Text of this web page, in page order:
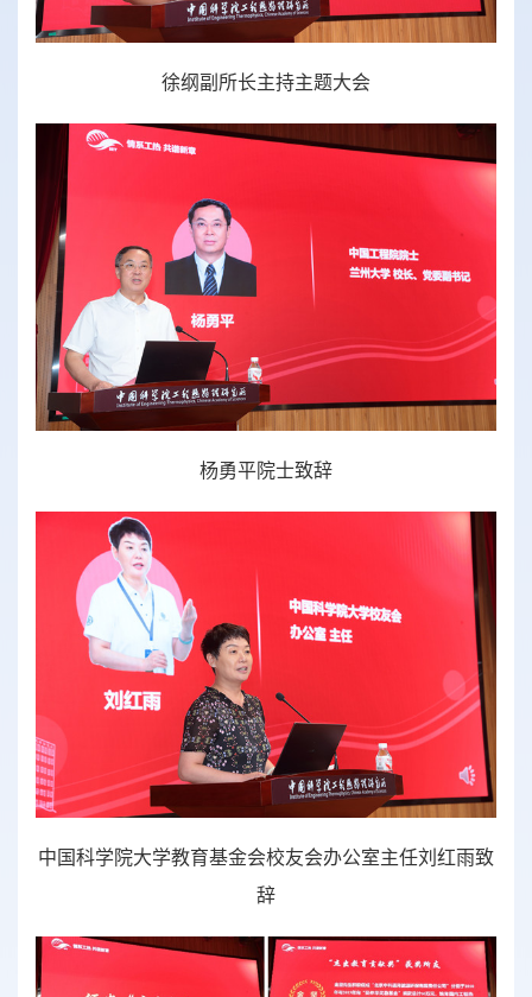
徐纲副所长主持主题大会
杨勇平院士致辞
中国科学院大学教育基金会校友会办公室主任刘红雨致
辞